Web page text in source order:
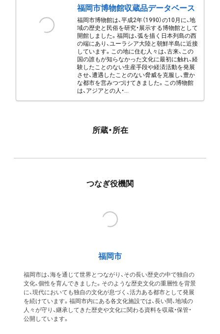
福岡市博物館収蔵品データベース
福岡市博物館は、平成2年（1990）の10月に、地
域の歴史と民俗を研究・展示する博物館として
開館しました。福岡は、弧を描く日本列島の西
の端にあり、ユーラシア大陸と朝鮮半島に近接
しています。この地に住む人々は、古来、この
国の誰もが知らなかった文化に最初に触れ、経
験したことのない生産手段や経済活動を発展
させ、遭遇したことのない脅威を克服し、豊か
な都市を営みつづけてきました。この博物館
は、アジアとの人・...
所蔵・所在
つなぎ役機関
福岡市
福岡市は、海を通じて世界とつながり、その長い歴史の中で独自の
文化、個性を育んできました。そのような歴史文化の重層性を背景
に、現代においても独自の文化が息づく、活力ある都市として発展
を続けています。福岡市内にある各文化施設では、長い間、地域の
人々が守り、継承してきた歴史や文化に関わる資料を収蔵・保管・
公開しています。